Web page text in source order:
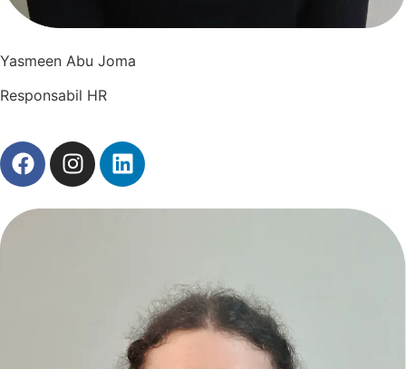
Yasmeen Abu Joma
Responsabil HR